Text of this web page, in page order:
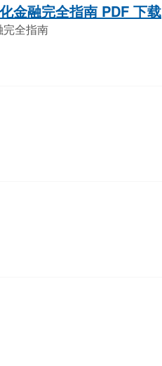
金融完全指南 PDF 下载
全指南